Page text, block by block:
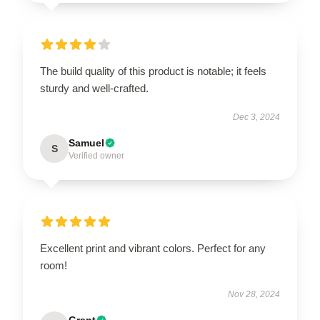
The build quality of this product is notable; it feels
sturdy and well-crafted.
Dec 3, 2024
S Samuel
Verified owner
Excellent print and vibrant colors. Perfect for any
room!
Nov 28, 2024